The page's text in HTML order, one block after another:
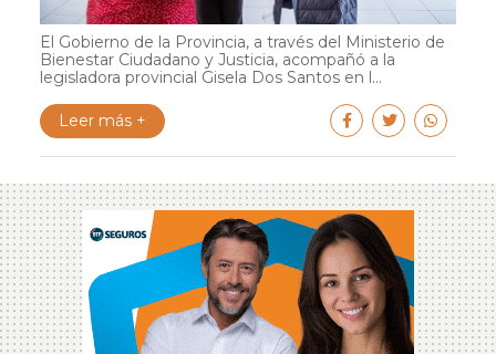
El Gobierno de la Provincia, a través del Ministerio de
Bienestar Ciudadano y Justicia, acompañó a la
legisladora provincial Gisela Dos Santos en l...
Leer más +